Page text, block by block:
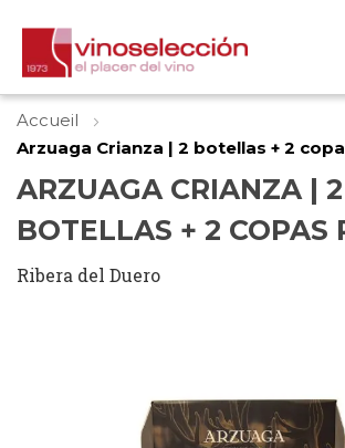
Accueil
Arzuaga Crianza | 2 botellas + 2
ARZUAGA CRIANZA | 2
BOTELLAS + 2 COPAS
Ribera del Duero